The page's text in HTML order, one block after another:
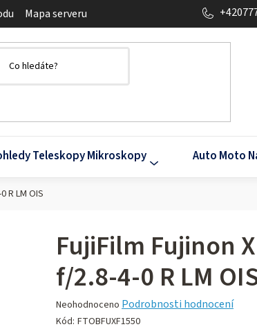
Mapa serveru
Teleskopy Mikroskopy Auto Moto
R LM OIS
FujiFilm Fujinon
f/2.8-4-0 R LM
Průměrné
hodnocení
Neohodnoceno Podrobnosti hodnocení
Kód: FTOBFUXF1550